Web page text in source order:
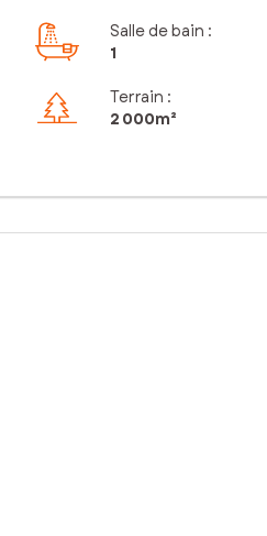
Salle de bain :
1
Terrain :
2 000m²